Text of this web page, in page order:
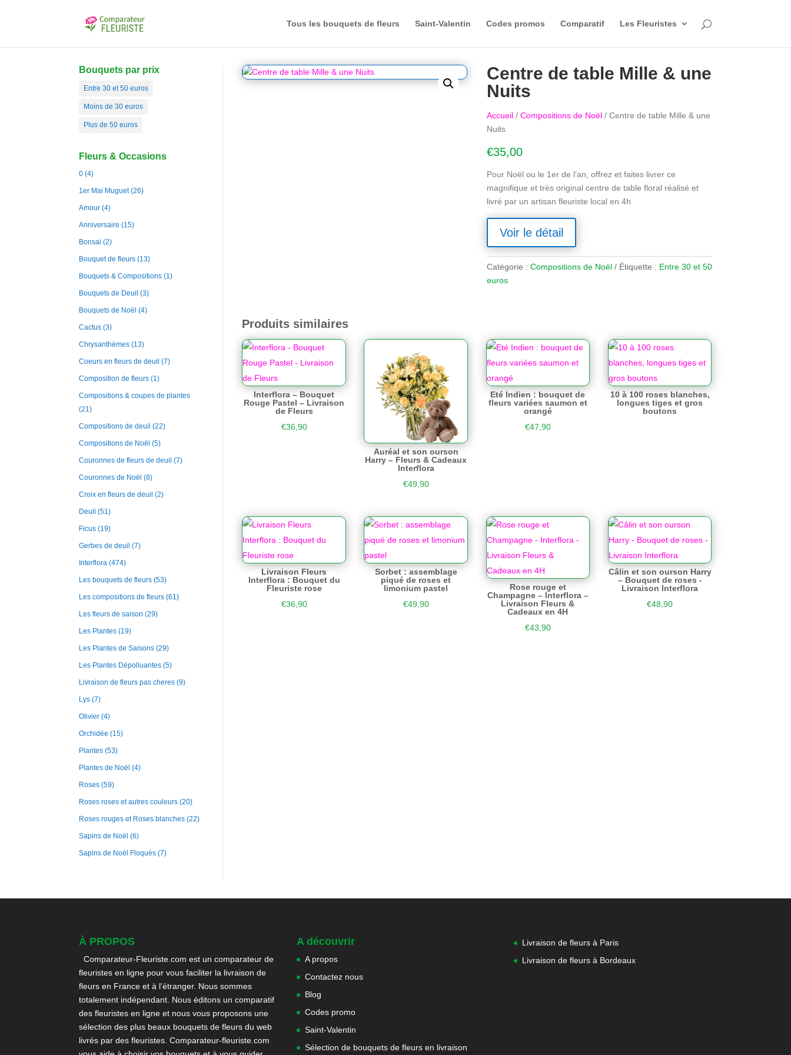
Tous les bouquets de fleurs Saint-Valentin Codes promos Comparatif Les Fleuristes
Bouquets par prix
Entre 30 et 50 euros
Moins de 30 euros
Plus de 50 euros
Fleurs & Occasions
0 (4)
1er Mai Muguet (26)
Amour (4)
Anniversaire (15)
Bonsai (2)
Bouquet de fleurs (13)
Bouquets & Compositions (1)
Bouquets de Deuil (3)
Bouquets de Noël (4)
Cactus (3)
Chrysanthèmes (13)
Coeurs en fleurs de deuil (7)
Composition de fleurs (1)
Compositions & coupes de plantes
(21)
Compositions de deuil (22)
Compositions de Noël (5)
Couronnes de fleurs de deuil (7)
Couronnes de Noël (8)
Croix en fleurs de deuil (2)
Deuil (51)
Ficus (19)
Gerbes de deuil (7)
Interflora (474)
Les bouquets de fleurs (53)
Les compositions de fleurs (61)
Les fleurs de saison (29)
Les Plantes (19)
Les Plantes de Saisons (29)
Les Plantes Dépolluantes (5)
Livraison de fleurs pas cheres (9)
Lys (7)
Olivier (4)
Orchidée (15)
Plantes (53)
Plantes de Noël (4)
Roses (59)
Roses roses et autres couleurs (20)
Roses rouges et Roses blanches (22)
Sapins de Noël (6)
Sapins de Noël Floqués (7)
Centre de table Mille & une
Nuits
Accueil/ Compositions de Noël/ Centre de table Mille & une
Nuits
€35,00
Pour Noël ou le 1er de l’an, offrez et faites livrer ce
magnifique et très original centre de table floral réalisé et
livré par un artisan fleuriste local en 4h
Voir le détail
Catégorie : Compositions de Noël Étiquette : Entre 30 et 50
euros
Produits similaires
Interflora – Bouquet
Rouge Pastel – Livraison
de Fleurs
€36,90
Auréal et son ourson
Harry – Fleurs & Cadeaux
Interflora
€49,90
Eté Indien : bouquet de
fleurs variées saumon et
orangé
€47,90
10 à 100 roses blanches,
longues tiges et gros
boutons
Livraison Fleurs
Interflora : Bouquet du
Fleuriste rose
€36,90
Sorbet : assemblage
piqué de roses et
limonium pastel
€49,90
Rose rouge et
Champagne – Interflora –
Livraison Fleurs &
Cadeaux en 4H
€43,90
Câlin et son ourson Harry
– Bouquet de roses -
Livraison Interflora
€48,90
À PROPOS
Comparateur-Fleuriste.com est un comparateur de
fleuristes en ligne pour vous faciliter la livraison de
fleurs en France et à l'étranger. Nous sommes
totalement indépendant. Nous éditons un comparatif
des fleuristes en ligne et nous vous proposons une
sélection des plus beaux bouquets de fleurs du web
livrés par des fleuristes. Comparateur-fleuriste.com
A découvrir
A propos
Contactez nous
Blog
Codes promo
Saint-Valentin
Sélection de bouquets de fleurs en livraison
Livraison de fleurs à Paris
Livraison de fleurs à Bordeaux